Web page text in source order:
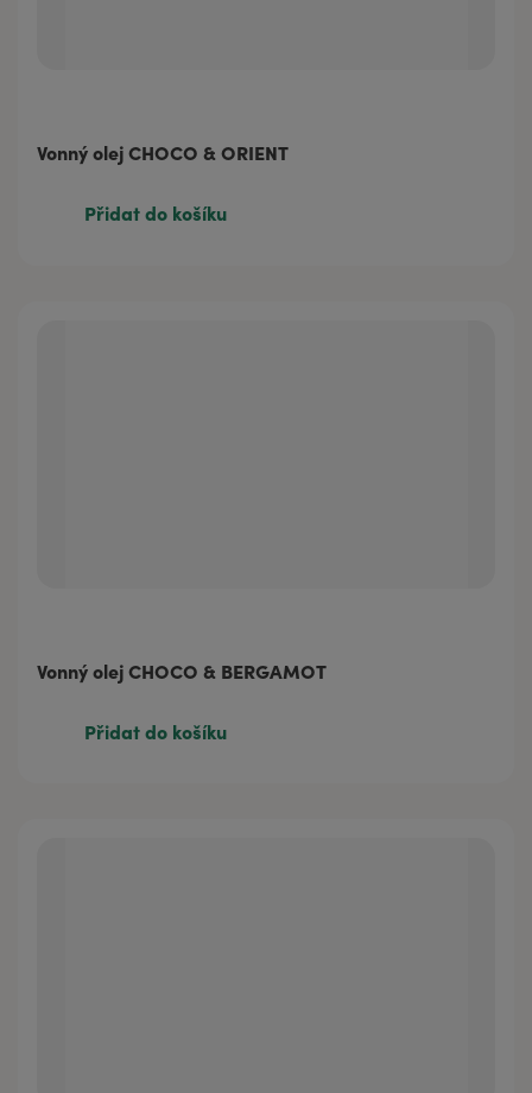
Vonný olej CHOCO & ORIENT
Přidat do košíku
Vonný olej CHOCO & BERGAMOT
Přidat do košíku